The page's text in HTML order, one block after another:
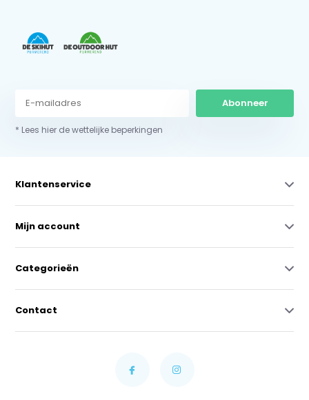
Abonneer
* Lees hier de wettelijke beperkingen
Klantenservice
Mijn account
Categorieën
Contact